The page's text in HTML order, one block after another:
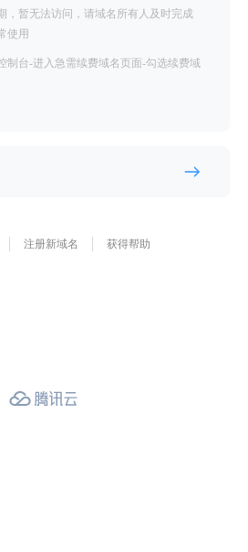
，暂无法访问，请域名所有人及时完成
使用
制台-进入急需续费域名页面-勾选续费域
注册新域名 获得帮助